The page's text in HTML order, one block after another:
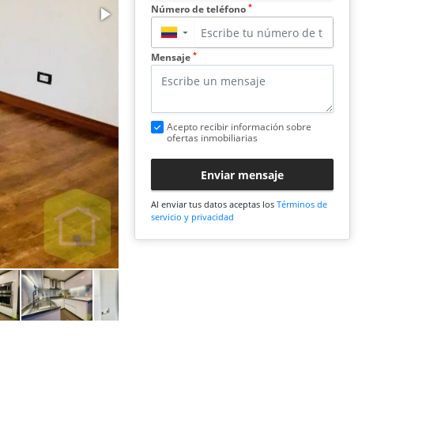
Número de teléfono *
▼
Mensaje *
Acepto recibir información sobre
ofertas inmobiliarias
Enviar mensaje
Al enviar tus datos aceptas los Términos de
servicio y privacidad